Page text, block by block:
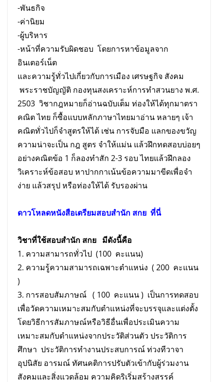
-พันธกิจ
-ค่านิยม
-ผู้บริหาร
-หน้าที่ความรับผิดชอบ โดยการหาข้อมูลจาก
อินเตอร์เน็ต
และความรู้ทั่วไปเกี่ยวกับการเมือง เศรษฐกิจ สังคม
พระราชบัญญัติ กองทุนสงเคราะห์การทำสวนยาง พ.ศ.
2503 วิชากฎหมายก็อ่านฉบับเต็ม ท่องให้ได้ทุกมาตรา
คณิต ไทย ก็ซื้อแบบหลักภาษาไทยมาอ่าน หลายๆ เจ้า
คณิตทั่วไปก็จำสูตรให้ได้ เช่น การจับมือ แลกของขวัญ
ความน่าจะเป็น กฎ สูตร จำให้แม่น แล้วฝึกทดสอบบ่อยๆ
อย่างคณิตข้อ 1 ก็ลองทำสัก 2-3 รอบ ไทยแล้วฝึกลอง
วิเคราะห์ข้อสอบ หาปากกาเน้นข้อความมาขีดเพื่อจำ
ง่าย แล้วสรุป หรือท่องให้ได้ รับรองผ่าน
ดาวโหลดหนังสือเตรียมสอบสำนัก สกย ที่นี่
วิชาที่ใช้สอบสำนัก สกย มีดังนี้คือ
1. ความสามารถทั่วไป (100 คะแนน)
2. ความรู้ความสามารถเฉพาะตำแหน่ง ( 200 คะแนน
)
3. การสอบสัมภาษณ์ ( 100 คะแนน ) เป็นการทดสอบ
เพื่อวัดความเหมาะสมกับตําแหน่งที่จะบรรจุและแต่งตั้ง
โดยวิธีการสัมภาษณ์หรือวิธีอื่นเพื่อประเมินความ
เหมาะสมกับตําแหน่งจากประวัติส่วนตัว ประวัติการ
ศึกษา ประวัติการทํางานประสบการณ์ ท่วงทีวาจา
อุปนิสัย อารมณ์ ทัศนคติการปรับตัวเข้ากับผู้ร่วมงาน
สังคมและสิ่งแวดล้อม ความคิดริเริ่มสร้างสรรค์